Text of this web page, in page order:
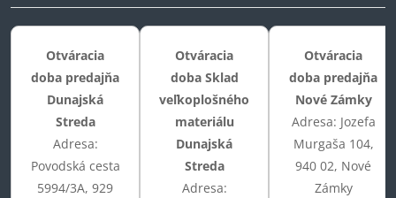
Otváracia
doba predajňa
Dunajská
Streda
Adresa:
Povodská cesta
5994/3A, 929
Otváracia
doba Sklad
veľkoplošného
materiálu
Dunajská
Streda
Adresa:
Otváracia
doba predajňa
Nové Zámky
Adresa: Jozefa
Murgaša 104,
940 02, Nové
Zámky